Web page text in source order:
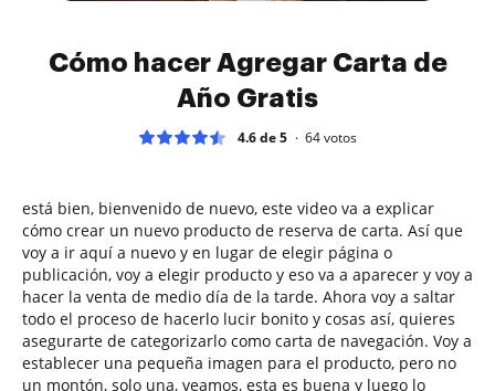
Cómo hacer Agregar Carta de
Año Gratis
4.6 de 5 64votos
está bien, bienvenido de nuevo, este video va a explicar
cómo crear un nuevo producto de reserva de carta. Así que
voy a ir aquí a nuevo y en lugar de elegir página o
publicación, voy a elegir producto y eso va a aparecer y voy a
hacer la venta de medio día de la tarde. Ahora voy a saltar
todo el proceso de hacerlo lucir bonito y cosas así, quieres
asegurarte de categorizarlo como carta de navegación. Voy a
establecer una pequeña imagen para el producto, pero no
un montón, solo una, veamos, esta es buena y luego lo